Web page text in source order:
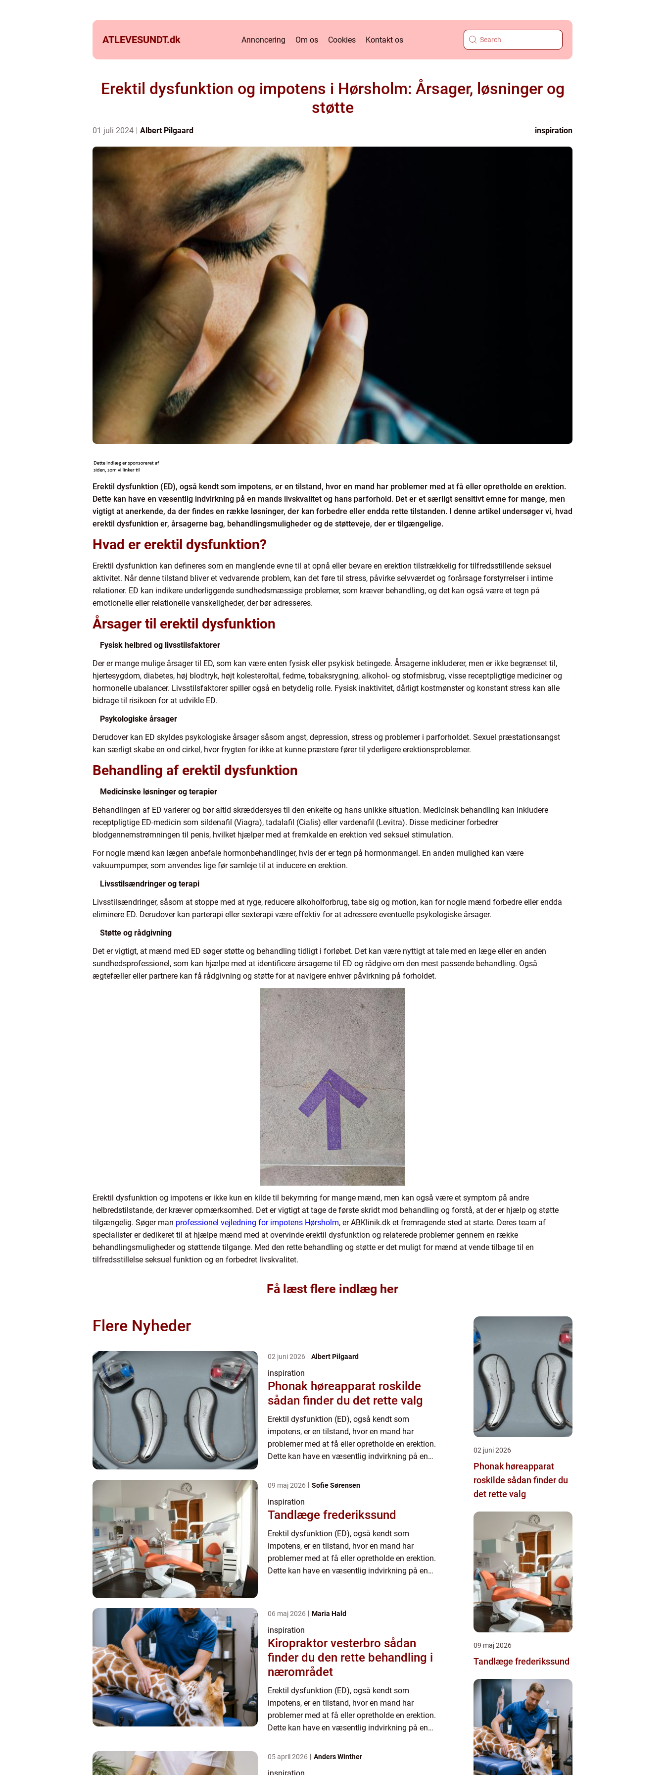
ATLEVESUNDT.dk Annoncering Om os Cookies Kontakt os
Erektil dysfunktion og impotens i Hørsholm: Årsager, løsninger og
støtte
01 juli 2024 Albert Pilgaard inspiration
Erektil dysfunktion (ED), også kendt som impotens, er en tilstand, hvor en mand har problemer med at få eller opretholde en erektion.
Dette kan have en væsentlig indvirkning på en mands livskvalitet og hans parforhold. Det er et særligt sensitivt emne for mange, men
vigtigt at anerkende, da der findes en række løsninger, der kan forbedre eller endda rette tilstanden. I denne artikel undersøger vi, hvad
erektil dysfunktion er, årsagerne bag, behandlingsmuligheder og de støtteveje, der er tilgængelige.
Hvad er erektil dysfunktion?
Erektil dysfunktion kan defineres som en manglende evne til at opnå eller bevare en erektion tilstrækkelig for tilfredsstillende seksuel
aktivitet. Når denne tilstand bliver et vedvarende problem, kan det føre til stress, påvirke selvværdet og forårsage forstyrrelser i intime
relationer. ED kan indikere underliggende sundhedsmæssige problemer, som kræver behandling, og det kan også være et tegn på
emotionelle eller relationelle vanskeligheder, der bør adresseres.
Årsager til erektil dysfunktion
Fysisk helbred og livsstilsfaktorer
Der er mange mulige årsager til ED, som kan være enten fysisk eller psykisk betingede. Årsagerne inkluderer, men er ikke begrænset til,
hjertesygdom, diabetes, høj blodtryk, højt kolesteroltal, fedme, tobaksrygning, alkohol- og stofmisbrug, visse receptpligtige mediciner og
hormonelle ubalancer. Livsstilsfaktorer spiller også en betydelig rolle. Fysisk inaktivitet, dårligt kostmønster og konstant stress kan alle
bidrage til risikoen for at udvikle ED.
Psykologiske årsager
Derudover kan ED skyldes psykologiske årsager såsom angst, depression, stress og problemer i parforholdet. Sexuel præstationsangst
kan særligt skabe en ond cirkel, hvor frygten for ikke at kunne præstere fører til yderligere erektionsproblemer.
Behandling af erektil dysfunktion
Medicinske løsninger og terapier
Behandlingen af ED varierer og bør altid skræddersyes til den enkelte og hans unikke situation. Medicinsk behandling kan inkludere
receptpligtige ED-medicin som sildenafil (Viagra), tadalafil (Cialis) eller vardenafil (Levitra). Disse mediciner forbedrer
blodgennemstrømningen til penis, hvilket hjælper med at fremkalde en erektion ved seksuel stimulation.
For nogle mænd kan lægen anbefale hormonbehandlinger, hvis der er tegn på hormonmangel. En anden mulighed kan være
vakuumpumper, som anvendes lige før samleje til at inducere en erektion.
Livsstilsændringer og terapi
Livsstilsændringer, såsom at stoppe med at ryge, reducere alkoholforbrug, tabe sig og motion, kan for nogle mænd forbedre eller endda
eliminere ED. Derudover kan parterapi eller sexterapi være effektiv for at adressere eventuelle psykologiske årsager.
Støtte og rådgivning
Det er vigtigt, at mænd med ED søger støtte og behandling tidligt i forløbet. Det kan være nyttigt at tale med en læge eller en anden
sundhedsprofessionel, som kan hjælpe med at identificere årsagerne til ED og rådgive om den mest passende behandling. Også
ægtefæller eller partnere kan få rådgivning og støtte for at navigere enhver påvirkning på forholdet.
Erektil dysfunktion og impotens er ikke kun en kilde til bekymring for mange mænd, men kan også være et symptom på andre
helbredstilstande, der kræver opmærksomhed. Det er vigtigt at tage de første skridt mod behandling og forstå, at der er hjælp og støtte
tilgængelig. Søger man professionel vejledning for impotens Hørsholm, er ABKlinik.dk et fremragende sted at starte. Deres team af
specialister er dedikeret til at hjælpe mænd med at overvinde erektil dysfunktion og relaterede problemer gennem en række
behandlingsmuligheder og støttende tilgange. Med den rette behandling og støtte er det muligt for mænd at vende tilbage til en
tilfredsstillelse seksuel funktion og en forbedret livskvalitet.
Få læst flere indlæg her
Flere Nyheder
02 juni 2026 Albert Pilgaard
inspiration
Phonak høreapparat roskilde
sådan finder du det rette valg
Erektil dysfunktion (ED), også kendt som
impotens, er en tilstand, hvor en mand har
problemer med at få eller opretholde en erektion.
Dette kan have en væsentlig indvirkning på en
særligt sensitivt emn...
09 maj 2026 Sofie Sørensen
inspiration
Tandlæge frederikssund
Erektil dysfunktion (ED), også kendt som
impotens, er en tilstand, hvor en mand har
problemer med at få eller opretholde en erektion.
Dette kan have en væsentlig indvirkning på en
06 maj 2026 Maria Hald
inspiration
Kiropraktor vesterbro sådan
finder du den rette behandling i
nærområdet
Erektil dysfunktion (ED), også kendt som
impotens, er en tilstand, hvor en mand har
problemer med at få eller opretholde en erektion.
Dette kan have en væsentlig indvirkning på en
særligt sensitivt emn...
05 april 2026 Anders Winther
02 juni 2026
Phonak høreapparat
roskilde sådan finder du
det rette valg
09 maj 2026
Tandlæge frederikssund